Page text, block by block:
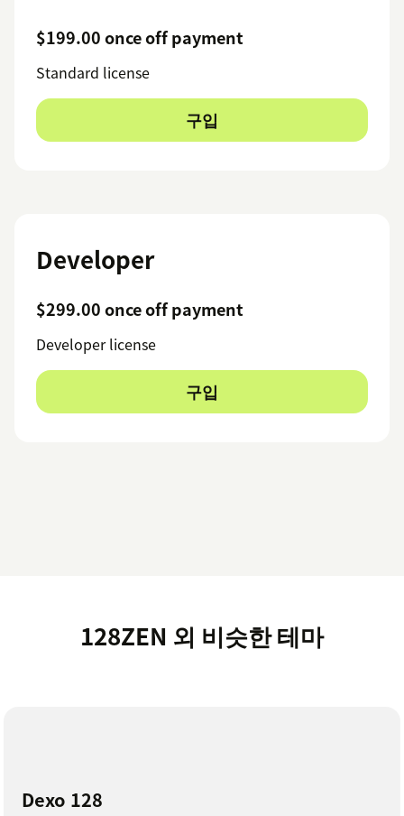
$199.00 once off payment
Standard license
구입
Developer
$299.00 once off payment
Developer license
구입
128ZEN 외 비슷한 테마
Dexo 128